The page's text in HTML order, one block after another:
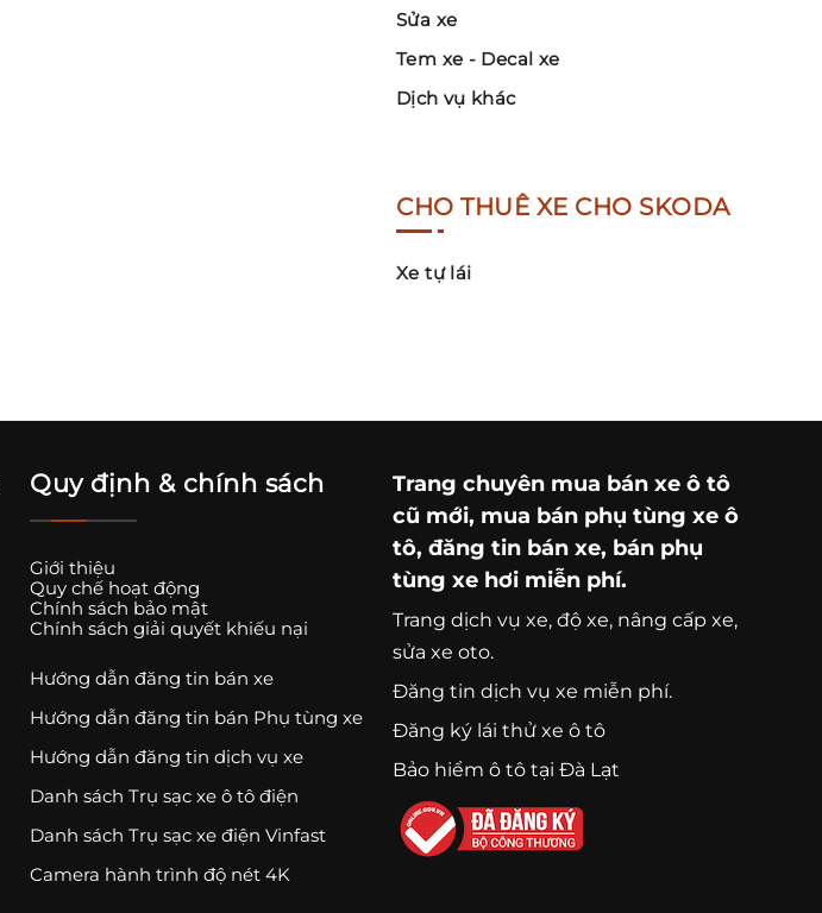
Sửa xe
Tem xe - Decal xe
Dịch vụ khác
CHO THUÊ XE CHO SKODA
Xe tự lái
Quy định & chính sách
Giới thiệu
Quy chế hoạt động
Chính sách bảo mật
Chính sách giải quyết khiếu nại
Hướng dẫn đăng tin bán xe
Hướng dẫn đăng tin bán Phụ tùng xe
Hướng dẫn đăng tin dịch vụ xe
Danh sách Trụ sạc xe ô tô điện
Danh sách Trụ sạc xe điện Vinfast
Camera hành trình độ nét 4K
Trang chuyên mua bán xe ô tô
cũ mới, mua bán phụ tùng xe ô
tô, đăng tin bán xe, bán phụ
tùng xe hơi miễn phí.
Trang dịch vụ xe, độ xe, nâng cấp xe,
sửa xe oto.
Đăng tin dịch vụ xe miễn phí.
Đăng ký lái thử xe ô tô
Bảo hiểm ô tô tại Đà Lạt